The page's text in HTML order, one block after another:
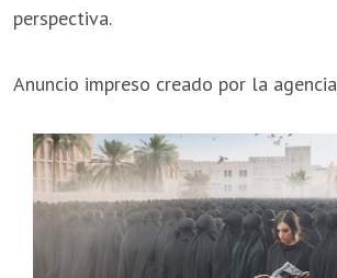
perspectiva.
Anuncio impreso creado por la agencia